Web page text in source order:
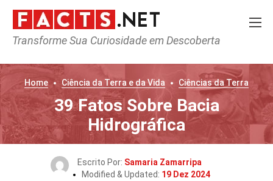
Transforme Sua Curiosidade em Descoberta
Home Ciência da Terra e da Vida Ciências da Terra
39 Fatos Sobre Bacia
Hidrográfica
Escrito Por: Samaria Zamarripa
Modified & Updated: 19 Dez 2024